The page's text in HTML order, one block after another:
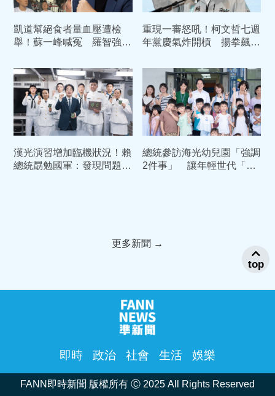
凱道幫絕食者量血壓遭檢
舉！蘇一峰喊冤 羅智強聲
重現一審怒吼！柯文哲七週
年黨慶氣炸開槓 揚拳飆嗆
漢光演習增加臨機狀況！賴
總統勗勉國軍：發現問題立
總統參訪海光幼兒園「強調
2件事」 讓年輕世代「敢
更多新聞 →
即時 政治 社會 生活 娛樂
FANN即時新聞 版權所有 Ⓒ 2025 All Rights Reserved
top